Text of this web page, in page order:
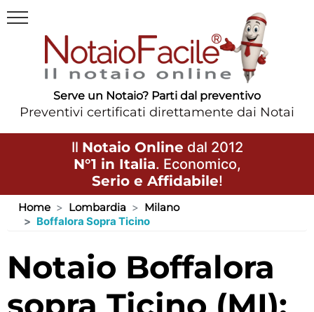
Serve un Notaio? Parti dal preventivo
Preventivi certificati direttamente dai Notai
Il Notaio Online dal 2012
N°1 in Italia. Economico,
Serio e Affidabile!
Home Lombardia
Milano
Boffalora Sopra Ticino
Notaio Boffalora